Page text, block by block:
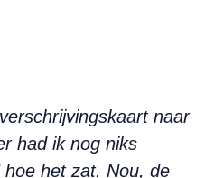
naar
had ik nog niks
het zat. Nou, de